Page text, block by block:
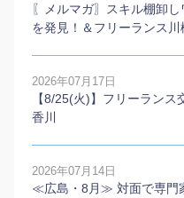
〖メルマガ〗スキル棚卸
を発見！＆フリーランス川
2026年07月17日
【8/25(火)】フリーラン
香川
2026年07月14日
≪広島・8月≫ 対面で専門